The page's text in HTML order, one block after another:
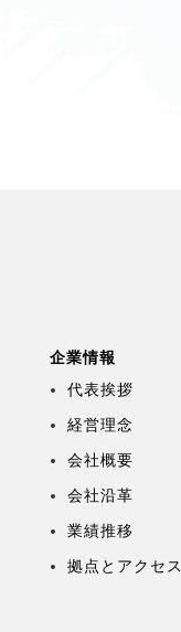
企業情報
代表挨拶
経営理念
会社概要
会社沿革
業績推移
拠点とアクセス